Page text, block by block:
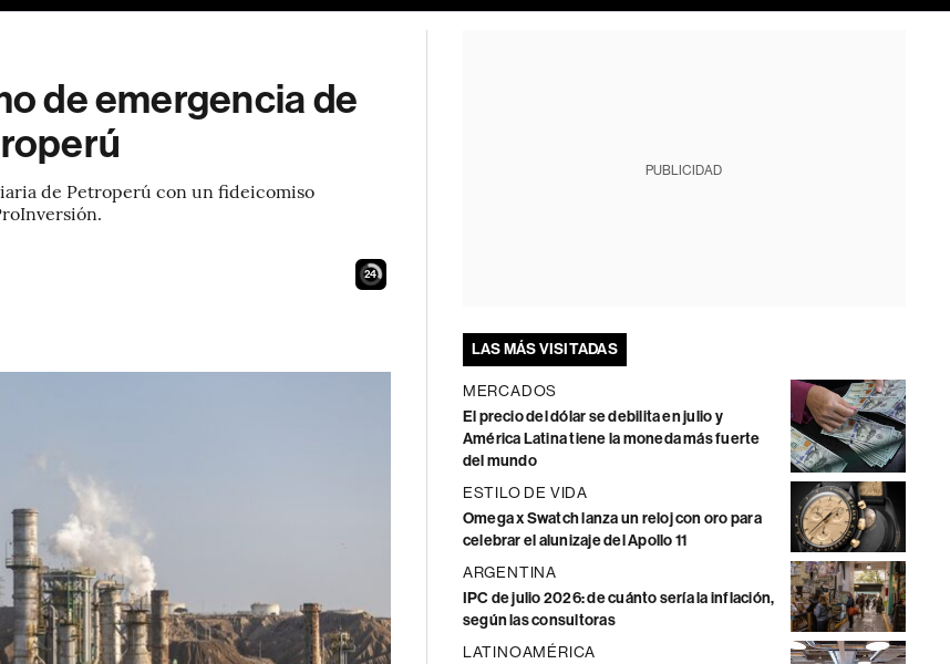
de emergencia de
de Petroperú con un fideicomiso
22
PUBLICIDAD
LAS MÁS VISITADAS
MERCADOS
El precio del dólar se debilita en julio y
América Latina tiene la moneda más fuerte
del mundo
ESTILO DE VIDA
Omega x Swatch lanza un reloj con oro para
celebrar el alunizaje del Apollo 11
ARGENTINA
IPC de julio 2026: de cuánto sería la inflación,
según las consultoras
LATINOAMÉRICA